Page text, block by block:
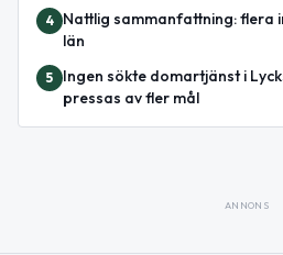
4
Nattlig sammanfattning: flera
län
5
Ingen sökte domartjänst i
pressas av fler mål
ANNONS